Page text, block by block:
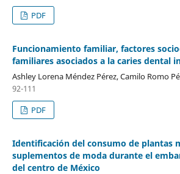
PDF
Funcionamiento familiar, factores
familiares asociados a la caries dental
Ashley Lorena Méndez Pérez, Camilo Romo
92-111
PDF
Identificación del consumo de plantas
suplementos de moda durante el
del centro de México